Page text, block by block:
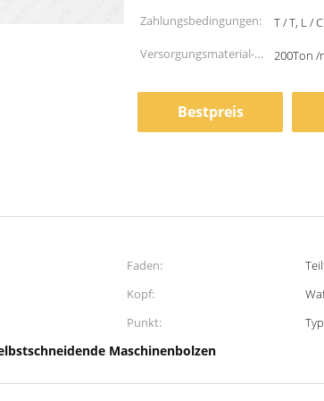
Zahlungsbedingungen:
T / T, L / C
Versorgungsmaterial-
200Ton /
Bestpreis
Faden:
Kopf:
Punkt:
Maschinenbolzen